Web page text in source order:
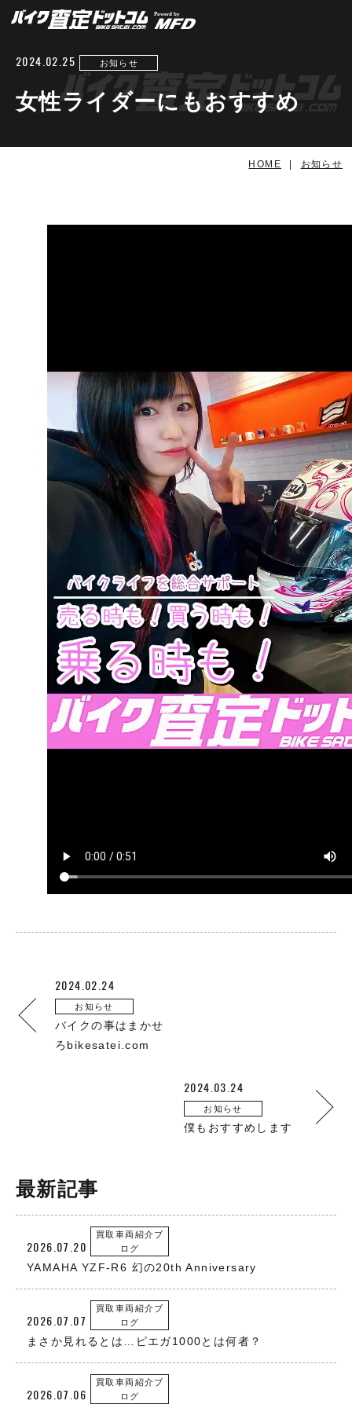
2024.02.25 お知らせ
女性ライダーにもおすすめ
HOME お知らせ
2024.02.24
お知らせ
バイクの事はまかせ
ろbikesatei.com
2024.03.24
お知らせ
僕もおすすめします
最新記事
2026.07.20
買取車両紹介ブ
ログ
YAMAHA YZF-R6 幻の20th Anniversary
2026.07.07
買取車両紹介ブ
ログ
まさか見れるとは…ピエガ1000とは何者？
2026.07.06
買取車両紹介ブ
ログ